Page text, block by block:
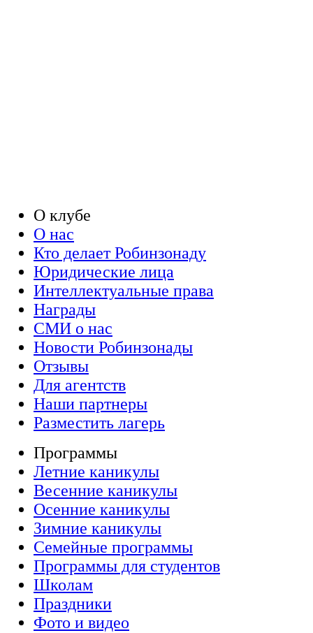
О клубе
О нас
Кто делает Робинзонаду
Юридические лица
Интеллектуальные права
Награды
СМИ о нас
Новости Робинзонады
Отзывы
Для агентств
Наши партнеры
Разместить лагерь
Программы
Летние каникулы
Весенние каникулы
Осенние каникулы
Зимние каникулы
Семейные программы
Программы для студентов
Школам
Праздники
Фото и видео